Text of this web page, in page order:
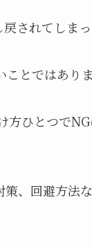
されてしまっ
とではありま
ひとつで
、回避方法